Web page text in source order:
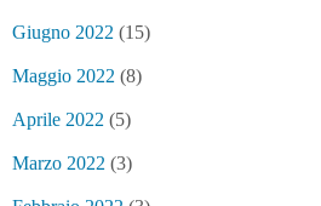
Giugno 2022 (15)
Maggio 2022 (8)
Aprile 2022 (5)
Marzo 2022 (3)